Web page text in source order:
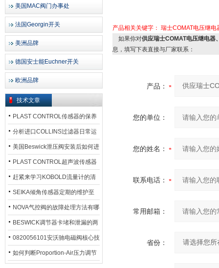
美国MAC阀门办事处
法国Georgin开关
美洲品牌
德国安士能Euchner开关
欧洲品牌
技术文章
PLAST CONTROL传感器的保养
方法
分析进口COLLINS过滤器日常运
行排污步骤
美国Beswick泄压阀安装后如何进
行调试?
PLAST CONTROL超声波传感器
工作原理了解吗？
赶紧来学习KOBOLD流量计的清
洗流程吧
SEIKA倾角传感器定期的维护至
关重要
NOVA气控阀的故障处理方法有哪
些？
BESWICK调节器卡堵和泄漏的两
大问题解决措施
0820056101安沃驰电磁阀核心技
术参数
如何判断Proportion-Air压力调节
产品相关关键字： 瑞士COMAT电压继电
如果你对供应瑞士COMAT电压继电器
息，填写下表直接与厂家联系：
产品：
您的单位：
您的姓名：
联系电话：
常用邮箱：
省份：